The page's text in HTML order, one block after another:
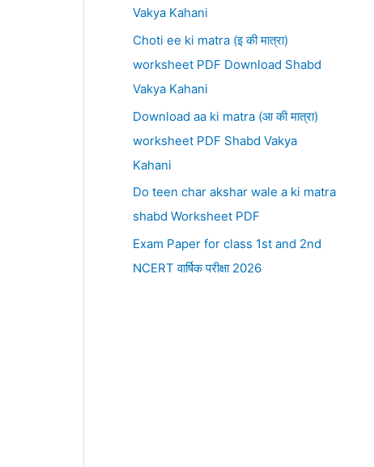
Vakya Kahani
Choti ee ki matra (इ की मात्रा)
worksheet PDF Download Shabd
Vakya Kahani
Download aa ki matra (आ की मात्रा)
worksheet PDF Shabd Vakya
Kahani
Do teen char akshar wale a ki matra
shabd Worksheet PDF
Exam Paper for class 1st and 2nd
NCERT वार्षिक परीक्षा 2026